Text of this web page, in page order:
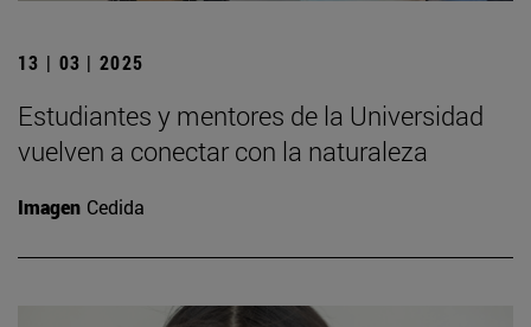
13 | 03 | 2025
Estudiantes y mentores de la Universidad
vuelven a conectar con la naturaleza
Imagen Cedida